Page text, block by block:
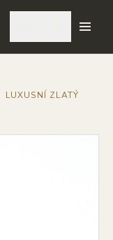
LUXUSNÍ ZLATÝ